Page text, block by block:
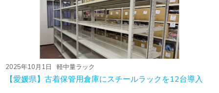
2025年10月1日 軽中量ラック
【愛媛県】古着保管用倉庫にスチールラックを12台導入